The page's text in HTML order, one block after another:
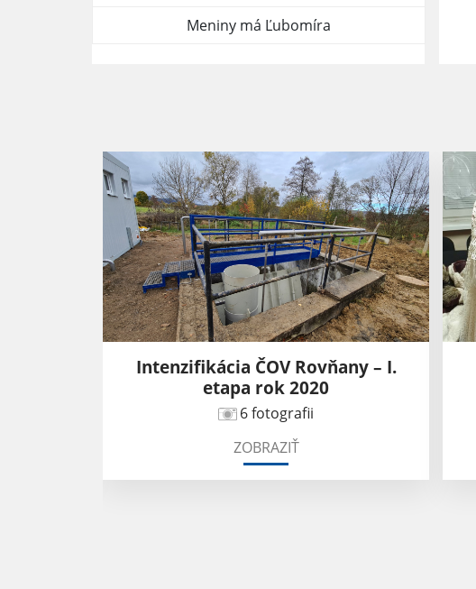
Meniny má Ľubomíra
Intenzifikácia ČOV Rovňany – I.
etapa rok 2020
6 fotografii
ZOBRAZIŤ